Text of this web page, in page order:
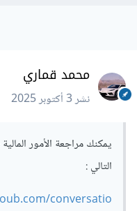
محمد قماري
نشر3 أكتوبر 2025
يمكنك مراجعة الأمور
التالي
conversatio